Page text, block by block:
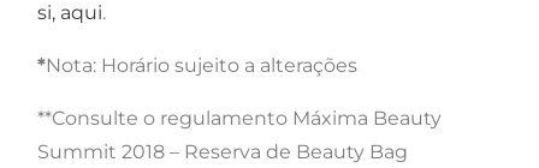
si, aqui.
*Nota: Horário sujeito a alterações
**Consulte o regulamento Máxima Beauty
Summit 2018 – Reserva de Beauty Bag